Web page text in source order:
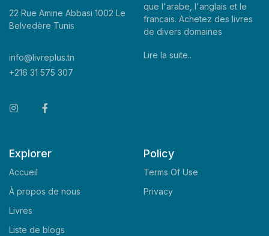
22 Rue Amine Abbasi 1002 Le
Belvedère Tunis
info@livreplus.tn
+216 31 575 307
que l'arabe, l'anglais et le
francais. Achetez des livres
de divers domaines
Lire la suite..
Explorer
Accueil
À propos de nous
Livres
Liste de blogs
Policy
Terms Of Use
Privacy